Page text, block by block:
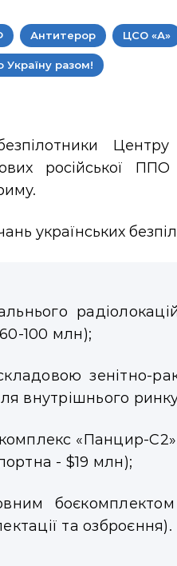
Антитерор ЦСО «А»
Україну разом!
російської
українських
100 млн);
зенітно-
внутрішнього
«Панцир-
- $19 млн);
та озброєння).